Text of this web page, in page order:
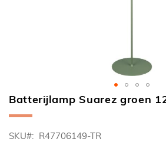
Ga
naar
begin
Batterijlamp Suarez groen
SKU R47706149-TR